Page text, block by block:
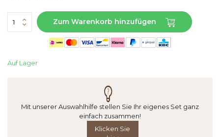
Zum Warenkorb hinzufügen
Auf Lager
Mit unserer Auswahlhilfe stellen Sie Ihr eigenes Set ganz
einfach zusammen!
Klicken Sie